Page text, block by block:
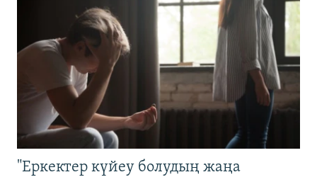
"Еркектер күйеу болудың жаңа